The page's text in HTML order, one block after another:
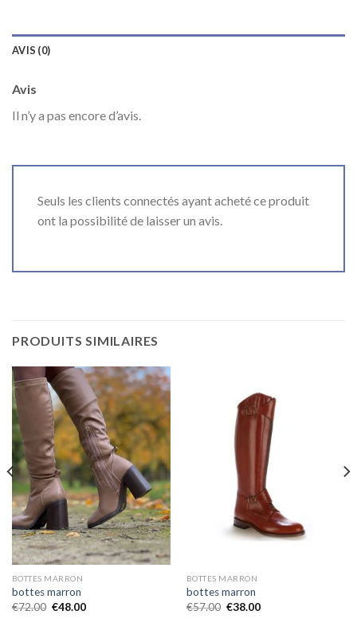
AVIS (0)
Avis
Il n’y a pas encore d’avis.
Seuls les clients connectés ayant acheté ce produit
ont la possibilité de laisser un avis.
PRODUITS SIMILAIRES
BOTTES MARRON
bottes marron
€72.00 €48.00
BOTTES MARRON
bottes marron
€57.00 €38.00